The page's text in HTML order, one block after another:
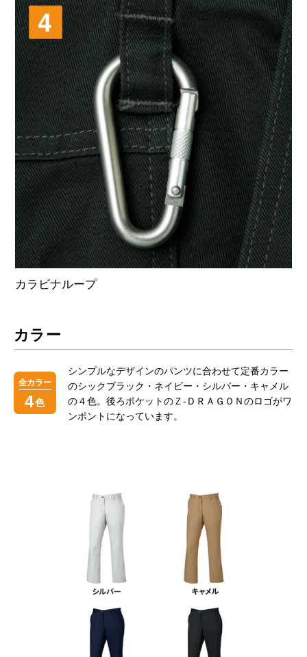
カラビナループ
カラー
全カラー
4色
シンプルなデザインのパンツに合わせて定番カラー
のシックブラック・ネイビー・シルバー・キャメル
の４色。後ろポケットのＺ-ＤＲＡＧＯＮのロゴがワ
ンポントになっています。